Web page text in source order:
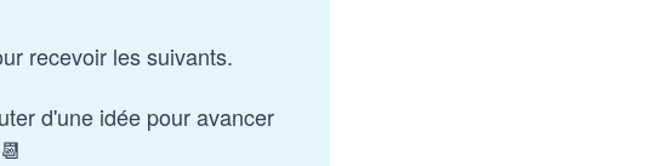
recevoir les suivants.
d'une idée pour avancer